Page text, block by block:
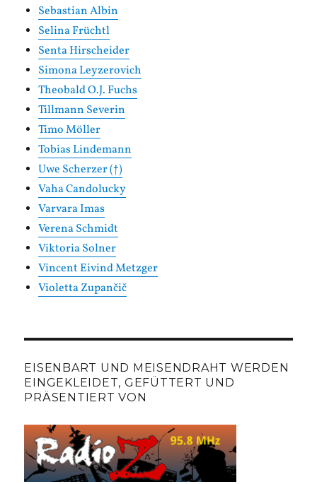
Sebastian Albin
Selina Früchtl
Senta Hirscheider
Simona Leyzerovich
Theobald O.J. Fuchs
Tillmann Severin
Timo Möller
Tobias Lindemann
Uwe Scherzer (†)
Vaha Candolucky
Varvara Imas
Verena Schmidt
Viktoria Solner
Vincent Eivind Metzger
Violetta Zupančič
EISENBART UND MEISENDRAHT WERDEN
EINGEKLEIDET, GEFÜTTERT UND
PRÄSENTIERT VON